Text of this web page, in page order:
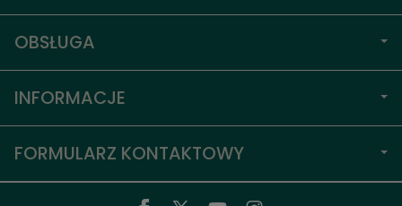
OBSŁUGA
INFORMACJE
FORMULARZ KONTAKTOWY